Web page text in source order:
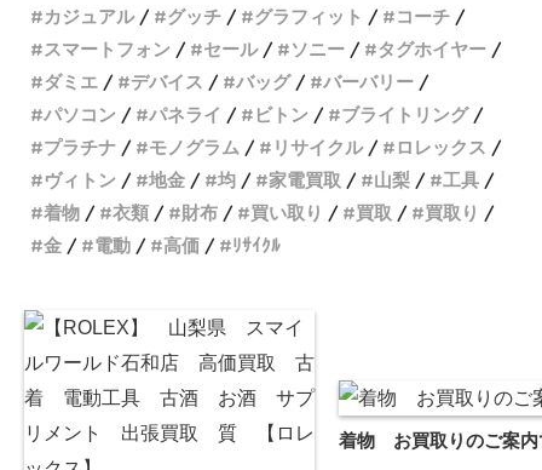
カジュアル
グッチ グラフィット
コーチ
スマートフォン
セール ソニー
タグホイヤー
ダミエ
デバイス バッグ
バーバリー
パソコン
パネライ ビトン
ブライトリング
プラチナ
モノグラム リサイクル
ロレックス
ヴィトン
地金 均 家電買取 山梨
工具
着物
衣類 財布 買い取り 買取
買取り
金
電動 高価 ﾘｻｲｸﾙ
着物 お買取りのご案内